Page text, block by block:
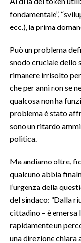
NECROLOGI
SPIAGGE
STORE
fondamentale”,
ecc.), la prima
Può un problema
snodo cruciale dello
rimanere irrisolto
che per anni non se
qualcosa non ha
problema è stato
sono un ritardo
politica.
Ma andiamo oltre,
qualcuno abbia
l’urgenza della
del sindaco: “Dalla
cittadino – è emersa
rapidamente un
una direzione chiara